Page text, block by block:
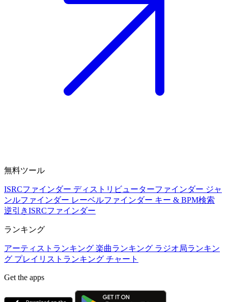
無料ツール
ISRCファインダー ディストリビューターファインダー ジャ
ンルファインダー レーベルファインダー キー & BPM検索
逆引きISRCファインダー
ランキング
アーティストランキング 楽曲ランキング ラジオ局ランキン
グ プレイリストランキング チャート
Get the apps